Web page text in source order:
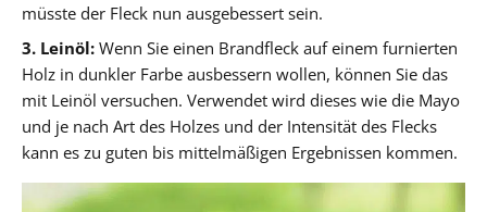
müsste der Fleck nun ausgebessert sein.
3. Leinöl: Wenn Sie einen Brandfleck auf einem furnierten
Holz in dunkler Farbe ausbessern wollen, können Sie das
mit Leinöl versuchen. Verwendet wird dieses wie die Mayo
und je nach Art des Holzes und der Intensität des Flecks
kann es zu guten bis mittelmäßigen Ergebnissen kommen.